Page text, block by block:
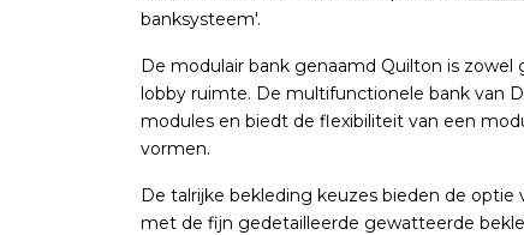
banksysteem'.
De modulair bank genaamd Quilton is
lobby ruimte. De multifunctionele bank van
modules en biedt de flexibiliteit van een
vormen.
De talrijke bekleding keuzes bieden de
met de fijn gedetailleerde gewatteerde